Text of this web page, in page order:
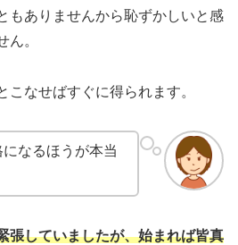
もありませんから恥ずかしいと感
ん。
こなせばすぐに得られます。
なるほうが本当
張していましたが、始まれば皆真